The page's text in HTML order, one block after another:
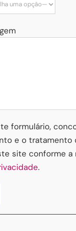
formulário,
e o tratamento
site conforme a
.
em ser